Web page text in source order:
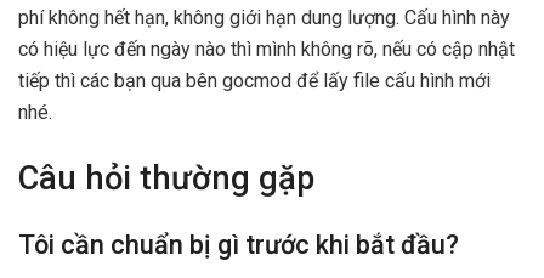
phí không hết hạn, không giới hạn dung lượng. Cấu hình này
có hiệu lực đến ngày nào thì mình không rõ, nếu có cập nhật
tiếp thì các bạn qua bên gocmod để lấy file cấu hình mới
nhé.
Câu hỏi thường gặp
Tôi cần chuẩn bị gì trước khi bắt đầu?